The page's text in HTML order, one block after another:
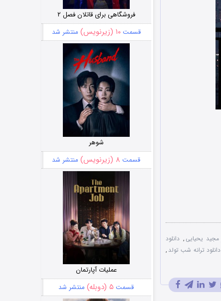
یحیایی , دانلود
دانلود ترانه شب تولد ,
فروشگاهی برای قاتلان فصل ۲
قسمت۱۰ (زیرنویس) منتشر شد
شوهر
قسمت ۸ (زیرنویس) منتشر شد
عملیات آپارتمان
قسمت ۵ (دوبله) منتشر شد